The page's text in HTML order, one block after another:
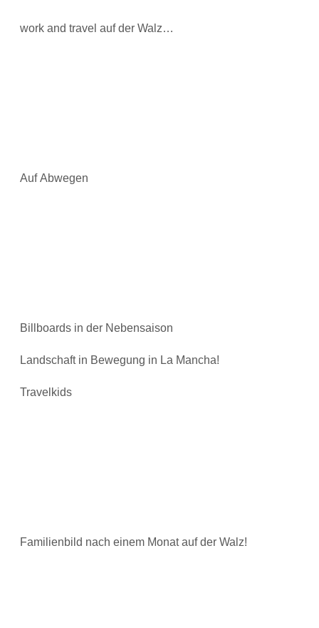
work and travel auf der Walz…
Auf Abwegen
Billboards in der Nebensaison
Landschaft in Bewegung in La Mancha!
Travelkids
Familienbild nach einem Monat auf der Walz!